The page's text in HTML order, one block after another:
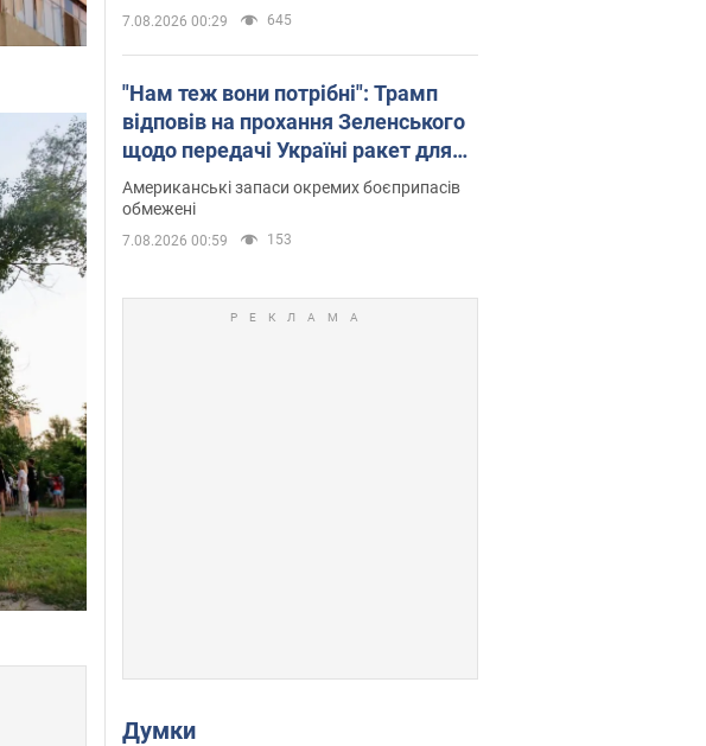
7.08.2026 00:29 645
"Нам теж вони потрібні": Трамп
відповів на прохання Зеленського
щодо передачі Україні ракет для
Patriot
Американські запаси окремих боєприпасів
обмежені
7.08.2026 00:59 153
Думки